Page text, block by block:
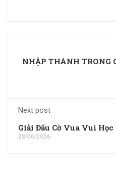
NHẬP THÀNH TRONG
Next post
Giải Đấu Cờ Vua Vui Học
28/06/2026